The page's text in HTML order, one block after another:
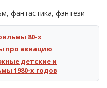
фантастика, фэнтези
80-х
про авиацию
детские и
1980-х годов